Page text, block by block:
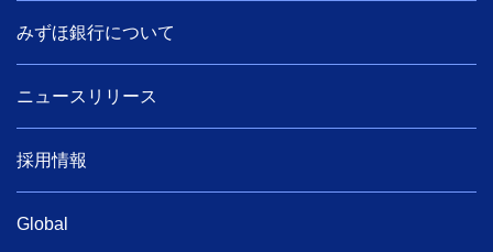
みずほ銀行について
ニュースリリース
採用情報
Global